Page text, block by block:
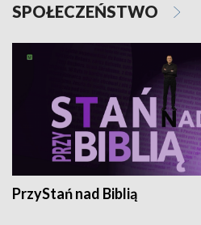
SPOŁECZEŃSTWO
PrzyStań nad Biblią